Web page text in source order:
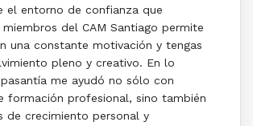
el entorno de confianza que
miembros del CAM Santiago permite
una constante motivación y tengas
pleno y creativo. En lo
me ayudó no sólo con
formación profesional, sino también
de crecimiento personal y